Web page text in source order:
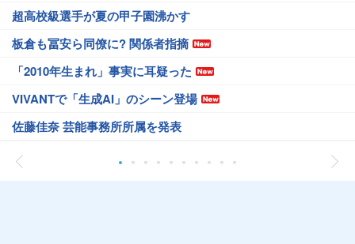
超高校級選手が夏の甲子園沸かす
板倉も冨安ら同僚に? 関係者指摘
「2010年生まれ」事実に耳疑った
VIVANTで「生成AI」のシーン登場
佐藤佳奈 芸能事務所所属を発表